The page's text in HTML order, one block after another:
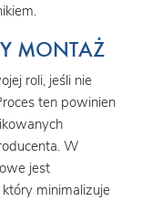
MONTAŻ
roli, jeśli nie
ten powinien
W
jest
minimalizuje